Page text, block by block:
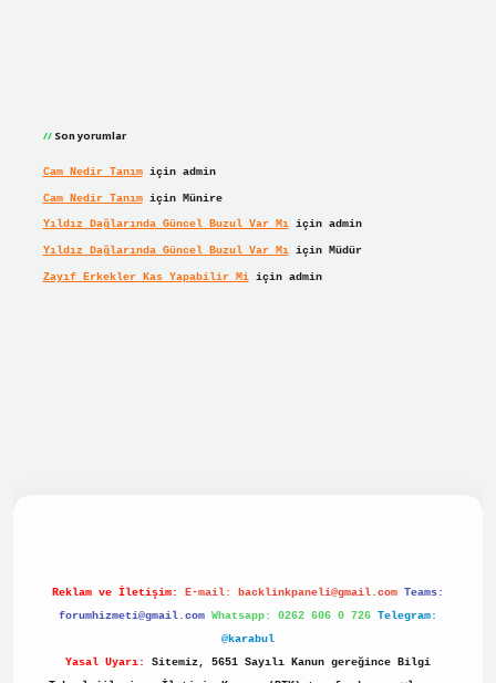
Son yorumlar
Cam Nedir Tanımiçin admin
Cam Nedir Tanımiçin Münire
Yıldız Dağlarında Güncel Buzul Var Mıiçin admin
Yıldız Dağlarında Güncel Buzul Var Mıiçin Müdür
Zayıf Erkekler Kas Yapabilir Miiçin admin
Reklam ve İletişim: E-mail: backlinkpaneli@gmail.com Teams:
forumhizmeti@gmail.com Whatsapp: 0262 606 0 726 Telegram:
@karabul
Yasal Uyarı:
Sitemiz, 5651 Sayılı Kanun gereğince Bilgi